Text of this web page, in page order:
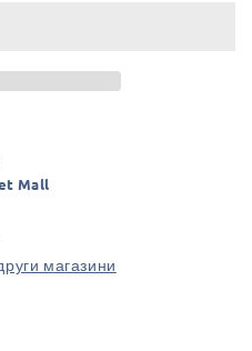
Mall
магазини